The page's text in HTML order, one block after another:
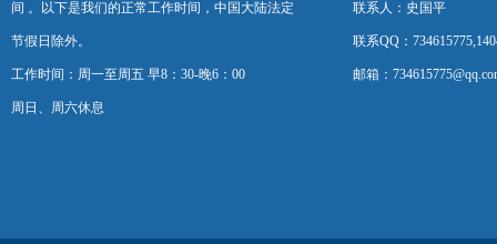
间 。以下是我们的正常工作时间，中国大陆法定
节假日除外。
工作时间：周一至周五 早8：30-晚6：00
周日、周六休息
联系人：史国平
联系QQ：
邮箱：